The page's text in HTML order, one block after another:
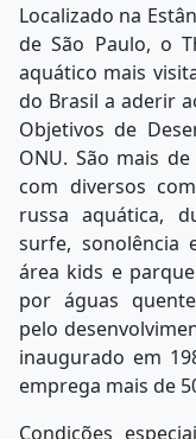
Localizado na
de São Paulo, o
aquático mais
do Brasil a aderir
Objetivos de
ONU. São mais
com diversos
russa aquática,
surfe, sonolência
área kids e
por águas
pelo
inaugurado em
emprega mais de
Condições